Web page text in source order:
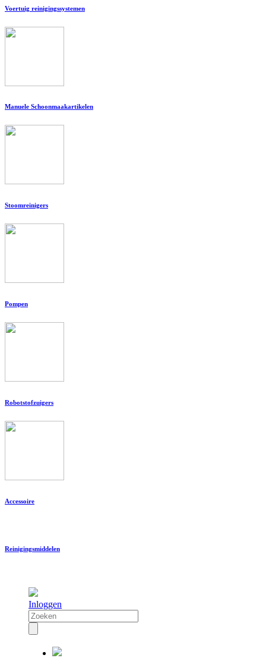
Voertuig reinigingssystemen
Manuele Schoonmaakartikelen
Stoomreinigers
Pompen
Robotstofzuigers
Accessoire
Reinigingsmiddelen
Inloggen